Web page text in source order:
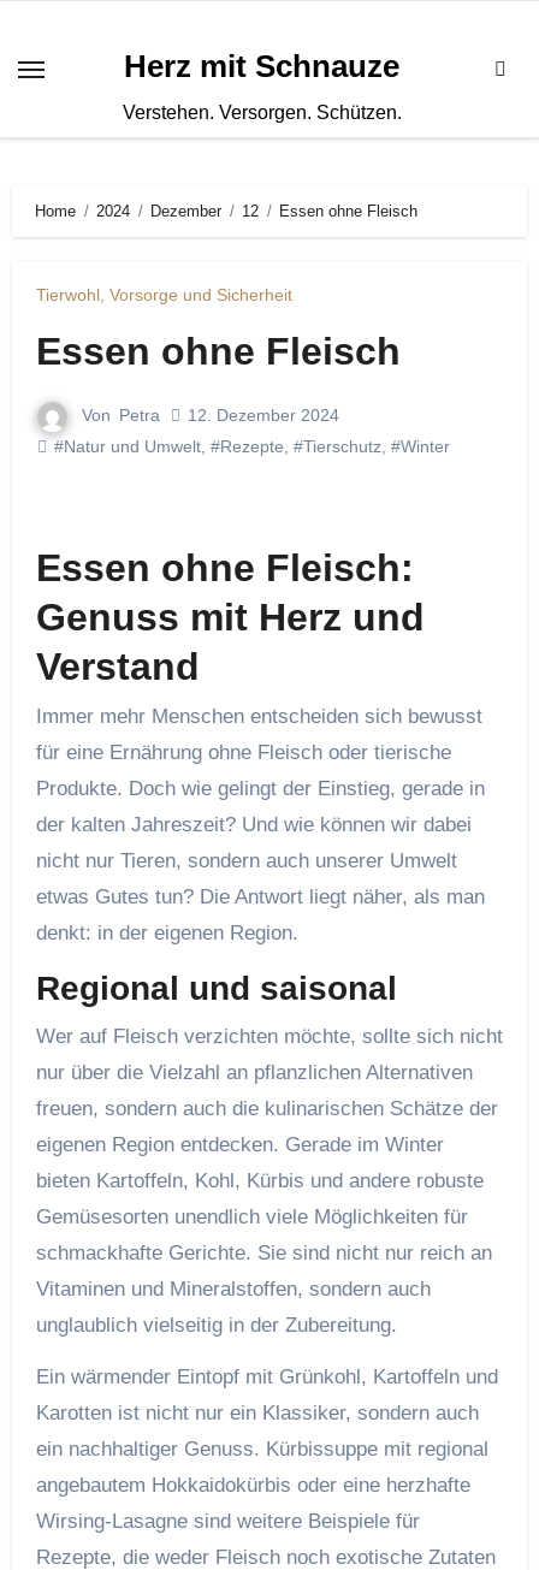
springen
Herz mit Schnauze
Verstehen. Versorgen. Schützen.
Home 2024 Dezember 12 Essen ohne Fleisch
Tierwohl, Vorsorge und Sicherheit
Essen ohne Fleisch
Von Petra
12. Dezember 2024
#Natur und Umwelt, #Rezepte #Tierschutz #Winter
Essen ohne Fleisch:
Genuss mit Herz und
Verstand
für eine Ernährung ohne Fleisch oder tierische
Produkte. Doch wie gelingt der Einstieg, gerade in
der kalten Jahreszeit? Und wie können wir dabei
nicht nur Tieren, sondern auch unserer Umwelt
etwas Gutes tun? Die Antwort liegt näher, als man
denkt: in der eigenen Region.
Regional und saisonal
Wer auf Fleisch verzichten möchte, sollte sich nicht
nur über die Vielzahl an pflanzlichen Alternativen
freuen, sondern auch die kulinarischen Schätze der
eigenen Region entdecken. Gerade im Winter
bieten Kartoffeln, Kohl, Kürbis und andere robuste
Gemüsesorten unendlich viele Möglichkeiten für
schmackhafte Gerichte. Sie sind nicht nur reich an
Vitaminen und Mineralstoffen, sondern auch
unglaublich vielseitig in der Zubereitung.
Ein wärmender Eintopf mit Grünkohl, Kartoffeln und
Karotten ist nicht nur ein Klassiker, sondern auch
ein nachhaltiger Genuss. Kürbissuppe mit regional
angebautem Hokkaidokürbis oder eine herzhafte
Wirsing-Lasagne sind weitere Beispiele für
Rezepte, die weder Fleisch noch exotische Zutaten